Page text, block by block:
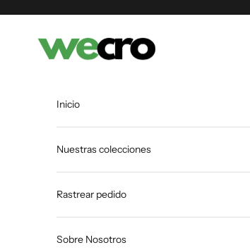
Shopwecro
Inicio
Nuestras colecciones
Rastrear pedido
Sobre Nosotros